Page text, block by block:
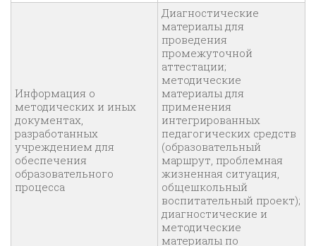
Информация о
методических и иных
документах,
разработанных
учреждением для
обеспечения
образовательного
процесса
Диагностические
материалы для
проведения
промежуточной
аттестации;
методические
материалы для
применения
интегрированных
педагогических средств
(образовательный
маршрут, проблемная
жизненная ситуация,
общешкольный
воспитательный проект);
диагностические и
методические
материалы по